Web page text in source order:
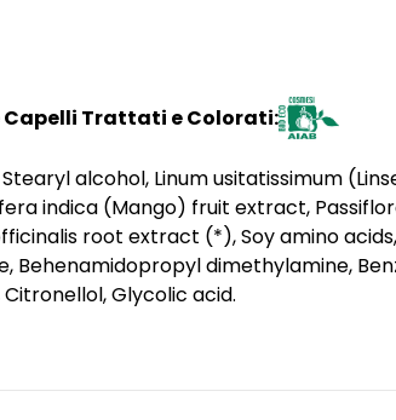
Trattati e Colorati:
alcohol, Linum usitatissimum
indica (Mango) fruit extract,
root extract (*), Soy amino
dimethylamine,
Citronellol, Glycolic acid.